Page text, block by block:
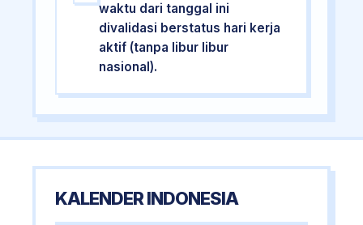
waktu dari tanggal ini
divalidasi berstatus hari kerja
aktif (tanpa libur libur
nasional).
KALENDER INDONESIA